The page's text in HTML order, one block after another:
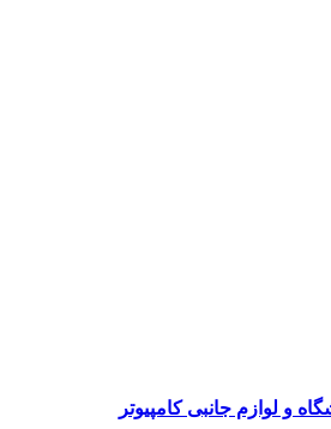
و لوازم جانبی کامپیوتر